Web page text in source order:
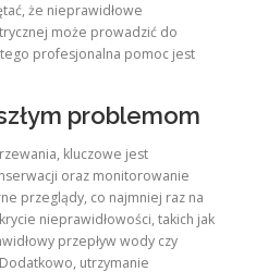
że nieprawidłowe
może prowadzić do
profesjonalna pomoc jest
problemom
kluczowe jest
oraz monitorowanie
przeglądy, co najmniej raz na
nieprawidłowości, takich jak
przepływ wody czy
utrzymanie